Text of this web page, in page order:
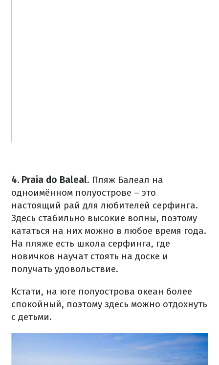
4. Praia do Baleal. Пляж Балеал на
одноимённом полуострове – это
настоящий рай для любителей серфинга.
Здесь стабильно высокие волны, поэтому
кататься на них можно в любое время года.
На пляже есть школа серфинга, где
новичков научат стоять на доске и
получать удовольствие.
Кстати, на юге полуострова океан более
спокойный, поэтому здесь можно отдохнуть
с детьми.